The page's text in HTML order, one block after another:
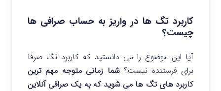
کاربرد تگ ها در واریز به حساب صرافی ها
چیست؟
آیا این موضوع را می دانستید که کاربرد تگ صرفا
برای فرستنده نیست؟شما زمانی متوجه مهم ترین
کاربرد های تگ ها می شوید که به یک صرافی آنلاین